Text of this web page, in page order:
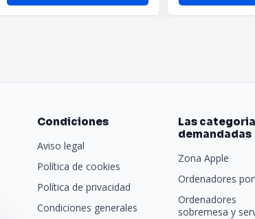
Condiciones
Aviso legal
Política de cookies
Política de privacidad
Condiciones generales
Las
demandadas
Zona Apple
Ordenadores
Ordenadores
sobremesa y